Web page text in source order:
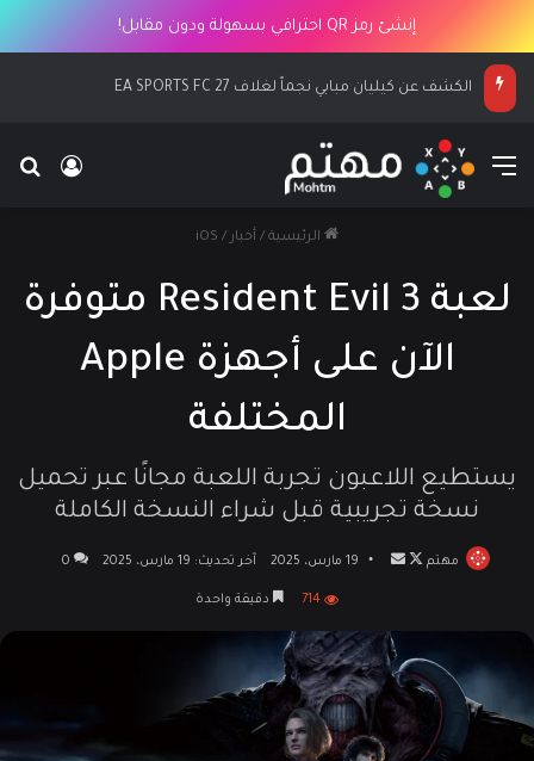
إنشئ رمز QR احترافي بسهولة ودون مقابل!
الكشف عن كيليان مبابي نجماً لغلاف EA SPORTS FC 27
القائمة
الرئيسية / أخبار /
iOS
لعبة Resident Evil 3 متوفرة
الآن على أجهزة Apple
المختلفة
يستطيع اللاعبون تجربة اللعبة مجانًا عبر تحميل
نسخة تجريبية قبل شراء النسخة الكاملة
مهتم
تابع أرسل 19 مارس، 2025 آخر تحديث: 19 مارس، 2025 0
714 دقيقة واحدة